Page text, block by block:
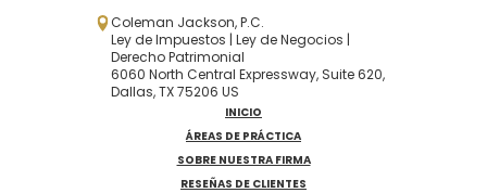
Coleman Jackson, P.C.
Ley de Impuestos | Ley de Negocios |
Derecho Patrimonial
6060 North Central Expressway, Suite 620,
Dallas, TX 75206 US
INICIO
ÁREAS DE PRÁCTICA
SOBRE NUESTRA FIRMA
RESEÑAS DE CLIENTES